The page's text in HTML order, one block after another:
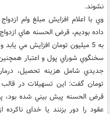
نشوند.
وي با اعلام افزايش مبلغ وام
به 5 ميليون تومان افزايش مي يابد و اين امر به زودي ابلاغ خواهد شد.
سخنگوي شوراي پول و اعتبار
تومان گفت: اين تسهيلات در
قرض الحسنه پيش بيني شده بود،
عقود را دور بزنند يا خداي